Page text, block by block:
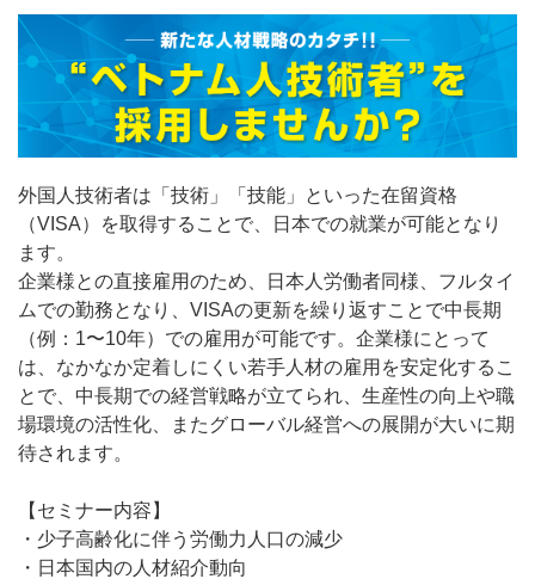
外国人技術者は「技術」「技能」といった在留資格
（VISA）を取得することで、日本での就業が可能となり
ます。
企業様との直接雇用のため、日本人労働者同様、フルタイ
ムでの勤務となり、VISAの更新を繰り返すことで中長期
（例：1〜10年）での雇用が可能です。企業様にとって
は、なかなか定着しにくい若手人材の雇用を安定化するこ
とで、中長期での経営戦略が立てられ、生産性の向上や職
場環境の活性化、またグローバル経営への展開が大いに期
待されます。
【セミナー内容】
・少子高齢化に伴う労働力人口の減少
・日本国内の人材紹介動向